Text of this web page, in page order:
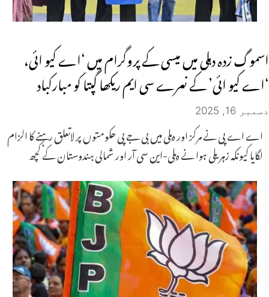
اسموگ زدہ دہلی میں میسی کے پروگرام میں ‘اے کیو ائی،
‘اے کیو ائی’ کے نعرے سی ایم ریکھا گپتا کو مبارکباد
دسمبر 16, 2025
اے اے پی نے مرکز اور دہلی میں بی جے پی حکومتوں پر لاتعلق رہنے کا الزام
لگایا کیونکہ زہریلی ہوا نے دہلی-این سی آر اور شمالی ہندوستان کے کچھ